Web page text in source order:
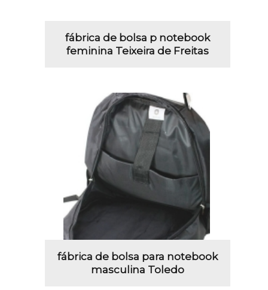
fábrica de bolsa p notebook
feminina Teixeira de Freitas
fábrica de bolsa para notebook
masculina Toledo